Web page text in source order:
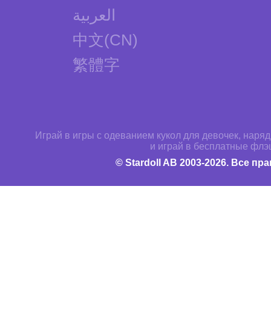
العربية
中文(CN)
繁體字
Играй в игры с одеванием кукол для девочек,
и играй в бесплатные
© Stardoll AB 2003-2026. Все